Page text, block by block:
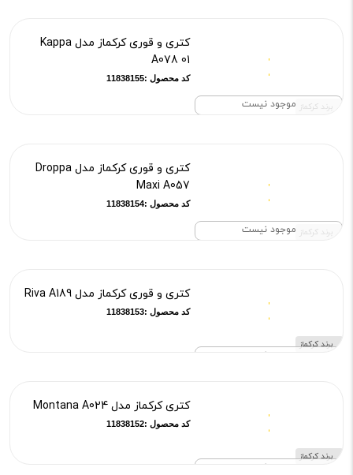
موجود نیست برند کرکماز
کتری و قوری کرکماز مدل Kappa
A078 01
کد محصول :11838155
موجود نیست برند کرکماز
کتری و قوری کرکماز مدل Droppa
Maxi A057
کد محصول :11838154
موجود نیست
برند کرکماز
کتری و قوری کرکماز مدل Riva A189
کد محصول :11838153
موجود نیست
برند کرکماز
کتری کرکماز مدل Montana A024
کد محصول :11838152